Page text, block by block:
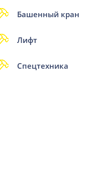
Башенный кран
Лифт
Спецтехника